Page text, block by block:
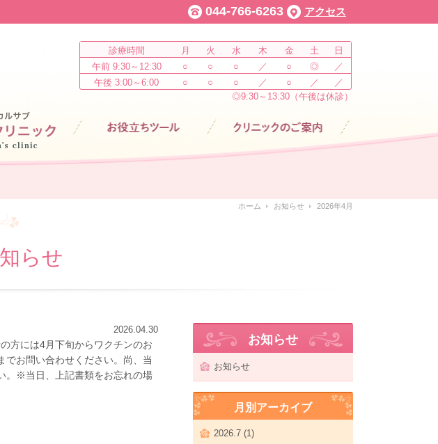
044-766-6263 アクセス
診療時間 月 火 水 木 金 土
日
午前 9:30～12:30
○ ○ ○ ／ ○ ◎
／
午後 3:00～6:00
○ ○ ○ ／ ○ ／
／
◎9:30～13:30（午後は休診）
お役立ちツール クリニックのご案内
ホーム お知らせ 2026年4月
らせ
2026.04.30
方には4月下旬からワクチンのお
でお問い合わせください。尚、当
。※当日、上記書類をお忘れの場
お知らせ
お知らせ
月別アーカイブ
2026.7 (1)